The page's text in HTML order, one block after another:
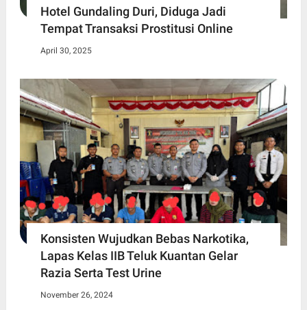
Hotel Gundaling Duri, Diduga Jadi
Tempat Transaksi Prostitusi Online
April 30, 2025
Konsisten Wujudkan Bebas Narkotika,
Lapas Kelas IIB Teluk Kuantan Gelar
Razia Serta Test Urine
November 26, 2024